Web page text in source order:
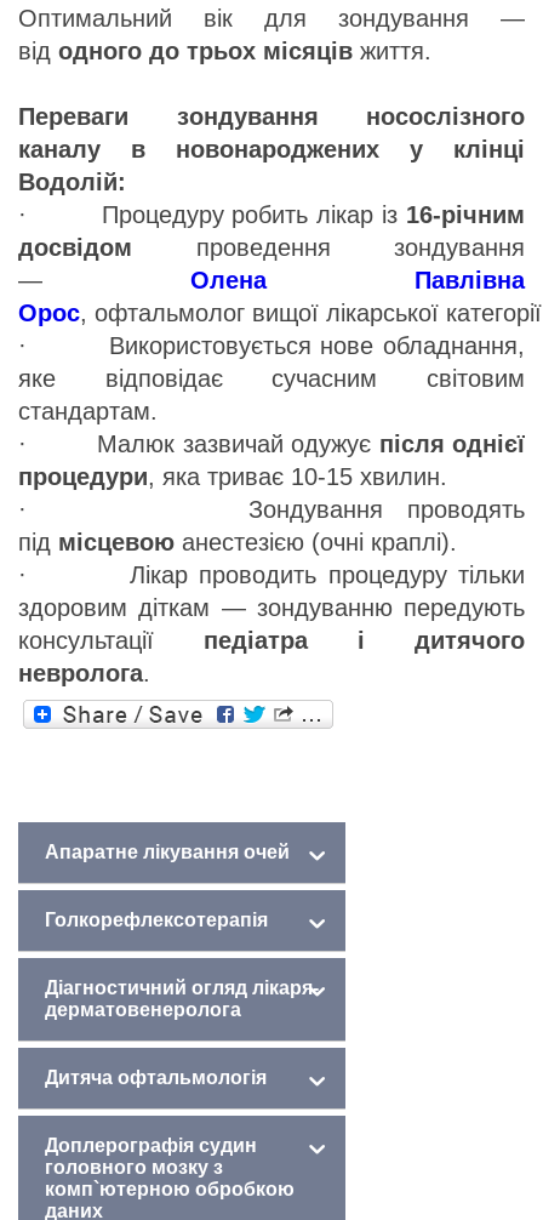
Оптимальний вік для зондування —
від одного до трьох місяців життя.
Переваги зондування носослізного
каналу в новонароджених у клінці
Водолій:
· Процедуру робить лікар із 16-річним
досвідом проведення зондування
— Олена Павлівна
Орос, офтальмолог вищої лікарської
· Використовується нове обладнання,
яке відповідає сучасним світовим
стандартам.
· Малюк зазвичай одужує після однієї
процедури, яка триває 10-15 хвилин.
· Зондування проводять
під місцевою анестезією (очні краплі).
· Лікар проводить процедуру тільки
здоровим діткам — зондуванню передують
консультації педіатра і дитячого
невролога.
Дізнайтесь більше про:
Апаратне лікування очей
Голкорефлексотерапія
Діагностичний огляд лікаря-
дерматовенеролога
Дитяча офтальмологія
Доплерографія судин
головного мозку з
комп`ютерною обробкою
даних